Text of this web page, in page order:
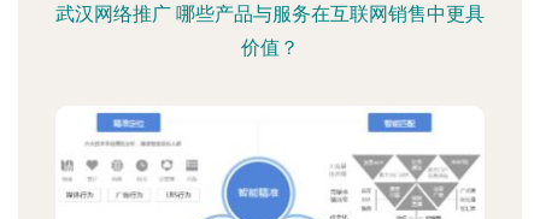
武汉网络推广 哪些产品与服务在互联网销售中更具
价值？